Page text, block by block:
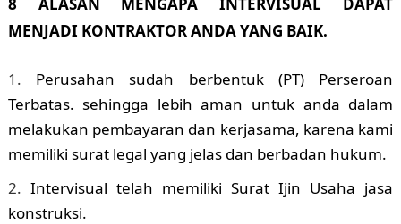
MENJADI KONTRAKTOR ANDA YANG BAIK.
Perusahan sudah berbentuk (PT) Perseroan
Terbatas. sehingga lebih aman untuk anda dalam
melakukan pembayaran dan kerjasama, karena kami
memiliki surat legal yang jelas dan berbadan hukum.
Intervisual telah memiliki Surat Ijin Usaha jasa
konstruksi.